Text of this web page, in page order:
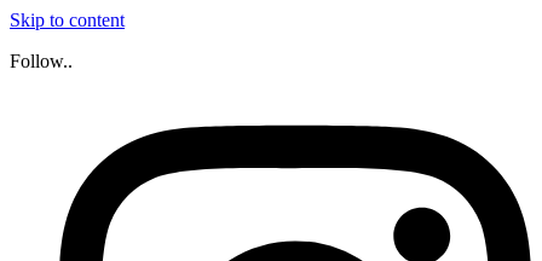
Skip to content
Follow..